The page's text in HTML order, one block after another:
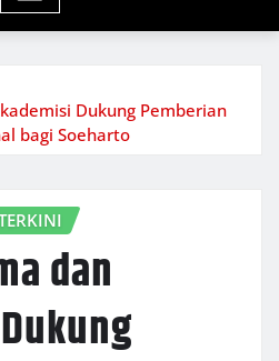
Dukung Pemberian
bagi Soeharto
dan